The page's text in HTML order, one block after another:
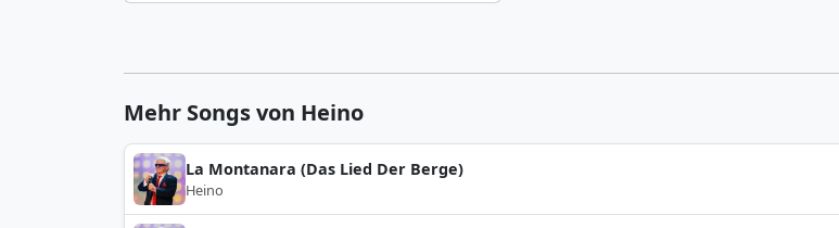
Mehr Songs von Heino
La Montanara (Das Lied Der Berge)
Heino